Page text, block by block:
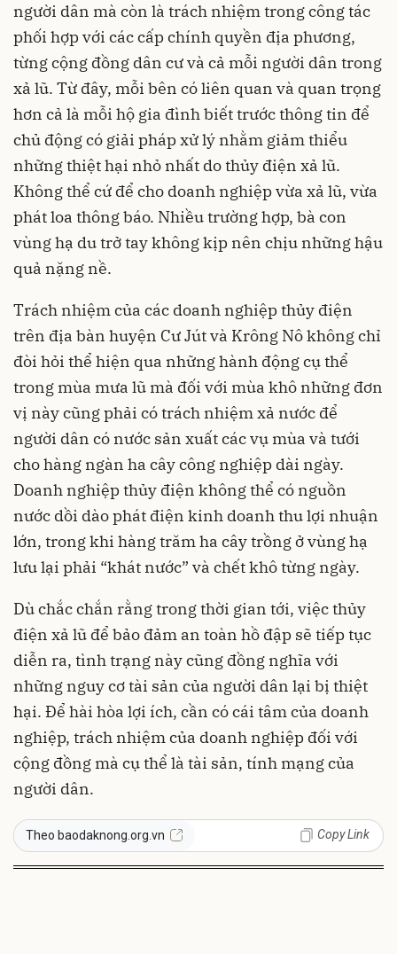
người dân mà còn là trách nhiệm trong công tác
phối hợp với các cấp chính quyền địa phương,
từng cộng đồng dân cư và cả mỗi người dân trong
xả lũ. Từ đây, mỗi bên có liên quan và quan trọng
hơn cả là mỗi hộ gia đình biết trước thông tin để
chủ động có giải pháp xử lý nhằm giảm thiểu
những thiệt hại nhỏ nhất do thủy điện xả lũ.
Không thể cứ để cho doanh nghiệp vừa xả lũ, vừa
phát loa thông báo. Nhiều trường hợp, bà con
vùng hạ du trở tay không kịp nên chịu những hậu
quả nặng nề.
Trách nhiệm của các doanh nghiệp thủy điện
trên địa bàn huyện Cư Jút và Krông Nô không chỉ
đòi hỏi thể hiện qua những hành động cụ thể
trong mùa mưa lũ mà đối với mùa khô những đơn
vị này cũng phải có trách nhiệm xả nước để
người dân có nước sản xuất các vụ mùa và tưới
cho hàng ngàn ha cây công nghiệp dài ngày.
Doanh nghiệp thủy điện không thể có nguồn
nước dồi dào phát điện kinh doanh thu lợi nhuận
lớn, trong khi hàng trăm ha cây trồng ở vùng hạ
lưu lại phải “khát nước” và chết khô từng ngày.
Dù chắc chắn rằng trong thời gian tới, việc thủy
điện xả lũ để bảo đảm an toàn hồ đập sẽ tiếp tục
diễn ra, tình trạng này cũng đồng nghĩa với
những nguy cơ tài sản của người dân lại bị thiệt
hại. Để hài hòa lợi ích, cần có cái tâm của doanh
nghiệp, trách nhiệm của doanh nghiệp đối với
cộng đồng mà cụ thể là tài sản, tính mạng của
người dân.
Theo baodaknong.org.vn Copy Link